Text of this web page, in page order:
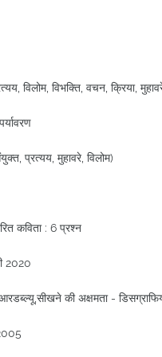
विलोम, विभक्ति, वचन, क्रिया,
प्रत्यय, मुहावरे, विलोम)
कविता : 6 प्रश्न
2020
की अक्षमता -